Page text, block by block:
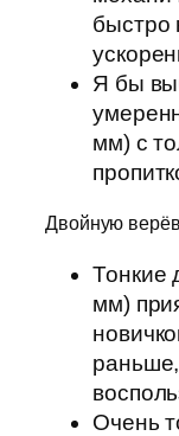
быстро
Я бы
мм) с
Двойную
Тонкие
мм)
Очень